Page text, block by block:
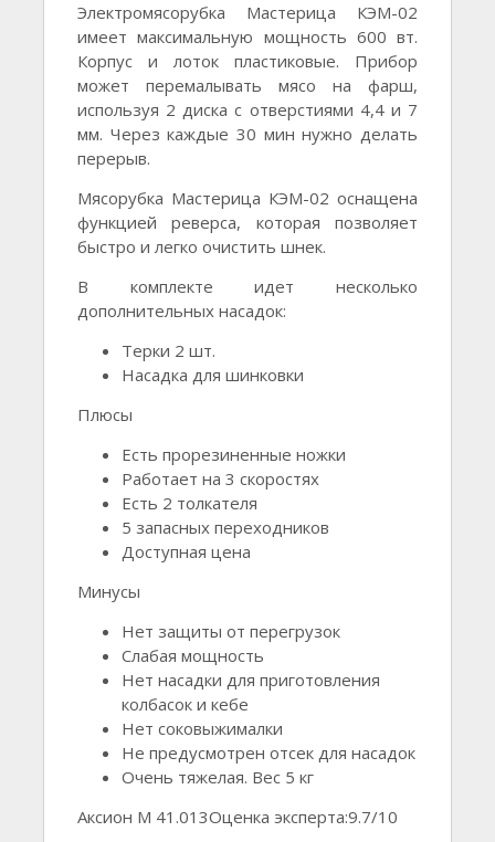
Электромясорубка Мастерица КЭМ-02
имеет максимальную мощность 600 вт.
Корпус и лоток пластиковые. Прибор
может перемалывать мясо на фарш,
используя 2 диска с отверстиями 4,4 и 7
мм. Через каждые 30 мин нужно делать
перерыв.
Мясорубка Мастерица КЭМ-02 оснащена
функцией реверса, которая позволяет
быстро и легко очистить шнек.
В комплекте идет несколько
дополнительных насадок:
Терки 2 шт.
Насадка для шинковки
Плюсы
Есть прорезиненные ножки
Работает на 3 скоростях
Есть 2 толкателя
5 запасных переходников
Доступная цена
Минусы
Нет защиты от перегрузок
Слабая мощность
Нет насадки для приготовления
колбасок и кебе
Нет соковыжималки
Не предусмотрен отсек для насадок
Очень тяжелая. Вес 5 кг
Аксион М 41.013Оценка эксперта:9.7/10